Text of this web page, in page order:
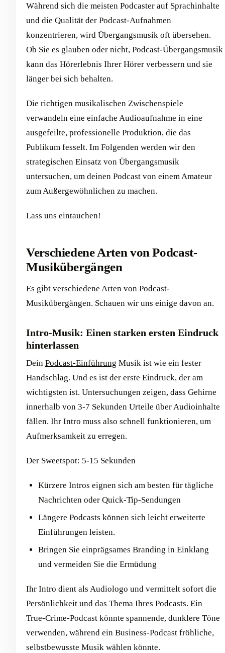
Während sich die meisten Podcaster auf Sprachinhalte
und die Qualität der Podcast-Aufnahmen
konzentrieren, wird Übergangsmusik oft übersehen.
Ob Sie es glauben oder nicht, Podcast-Übergangsmusik
kann das Hörerlebnis Ihrer Hörer verbessern und sie
länger bei sich behalten.
Die richtigen musikalischen Zwischenspiele
verwandeln eine einfache Audioaufnahme in eine
ausgefeilte, professionelle Produktion, die das
Publikum fesselt. Im Folgenden werden wir den
strategischen Einsatz von Übergangsmusik
untersuchen, um deinen Podcast von einem Amateur
zum Außergewöhnlichen zu machen.
Lass uns eintauchen!
Verschiedene Arten von Podcast-
Musikübergängen
Es gibt verschiedene Arten von Podcast-
Musikübergängen. Schauen wir uns einige davon an.
Intro-Musik: Einen starken ersten Eindruck
hinterlassen
Dein Podcast-Einführung Musik ist wie ein fester
Handschlag. Und es ist der erste Eindruck, der am
wichtigsten ist. Untersuchungen zeigen, dass Gehirne
innerhalb von 3-7 Sekunden Urteile über Audioinhalte
fällen. Ihr Intro muss also schnell funktionieren, um
Aufmerksamkeit zu erregen.
Der Sweetspot: 5-15 Sekunden
Kürzere Intros eignen sich am besten für tägliche
Nachrichten oder Quick-Tip-Sendungen
Längere Podcasts können sich leicht erweiterte
Einführungen leisten.
Bringen Sie einprägsames Branding in Einklang
und vermeiden Sie die Ermüdung
Ihr Intro dient als Audiologo und vermittelt sofort die
Persönlichkeit und das Thema Ihres Podcasts. Ein
True-Crime-Podcast könnte spannende, dunklere Töne
verwenden, während ein Business-Podcast fröhliche,
selbstbewusste Musik wählen könnte.